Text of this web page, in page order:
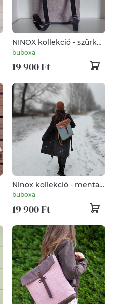
NINOX kollekció - szürke
szövet-fekete bőr
hátizsák
buboxa
19 900 Ft
Ninox kollekció - menta
szövet- camelbarna bőr
buboxa
19 900 Ft